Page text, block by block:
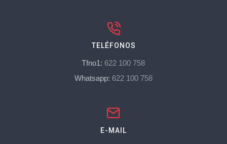
TELÉFONOS
Tfno1: 622 100 758
Whatsapp: 622 100 758
E-MAIL